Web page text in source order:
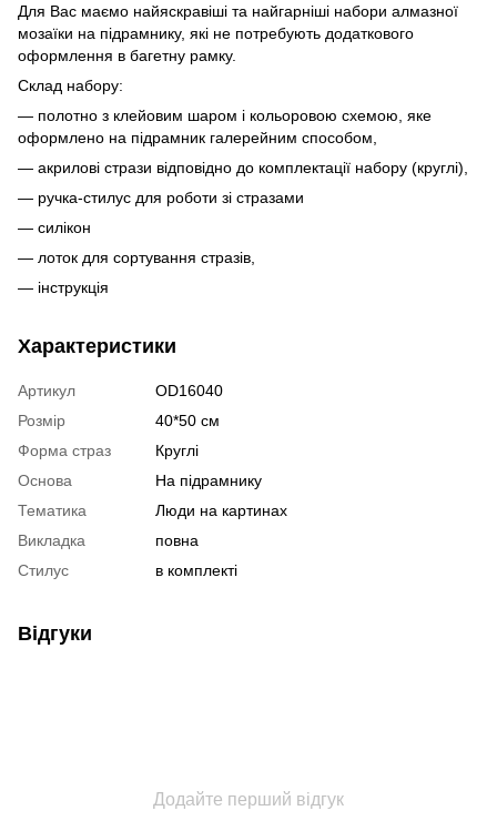
Для Вас маємо найяскравіші та найгарніші набори алмазної
мозаїки на підрамнику, які не потребують додаткового
оформлення в багетну рамку.
Склад набору:
— полотно з клейовим шаром і кольоровою схемою, яке
оформлено на підрамник галерейним способом,
— акрилові стрази відповідно до комплектації набору (круглі),
— ручка-стилус для роботи зі стразами
— силікон
— лоток для сортування стразів,
— інструкція
Характеристики
Артикул
OD16040
Розмір
40*50 см
Форма страз
Круглі
Основа
На підрамнику
Тематика
Люди на картинах
Викладка
повна
Стилус
в комплекті
Відгуки
Додайте перший відгук